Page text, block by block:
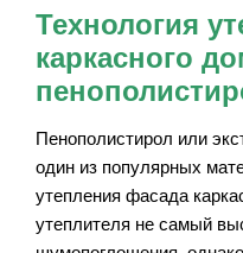
Технология
каркасного
Пенополистирол или
один из популярных
утепления фасада
утеплителя не самый